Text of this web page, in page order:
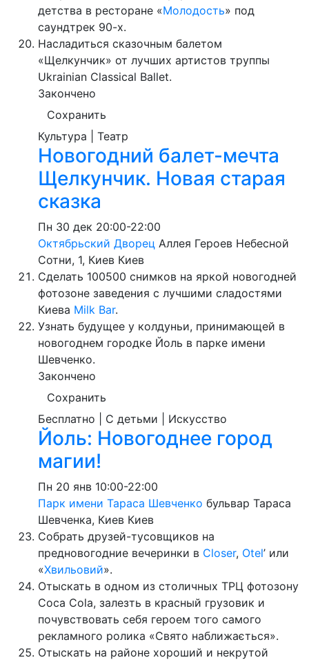
детства в ресторане «Молодость» под
саундтрек 90-х.
Насладиться сказочным балетом
«Щелкунчик» от лучших артистов труппы
Ukrainian Classical Ballet.
Закончено
Сохранить
Культура | Театр
Новогодний балет-мечта
Щелкунчик. Новая старая
сказка
Пн 30 дек 20:00-22:00
Октябрьский Дворец Аллея Героев Небесной
Сотни, 1, Киев Киев
Сделать 100500 снимков на яркой новогодней
фотозоне заведения с лучшими сладостями
Киева Milk Bar.
Узнать будущее у колдуньи, принимающей в
новогоднем городке Йоль в парке имени
Шевченко.
Закончено
Сохранить
Бесплатно | С детьми | Искусство
Йоль: Новогоднее город
магии!
Пн 20 янв 10:00-22:00
Парк имени Тараса Шевченко бульвар Тараса
Шевченка, Киев Киев
Собрать друзей-тусовщиков на
предновогодние вечеринки в Closer, Otel’ или
«Хвильовий».
Отыскать в одном из столичных ТРЦ фотозону
Coca Cola, залезть в красный грузовик и
почувствовать себя героем того самого
рекламного ролика «Свято наближається».
Отыскать на районе хороший и некрутой